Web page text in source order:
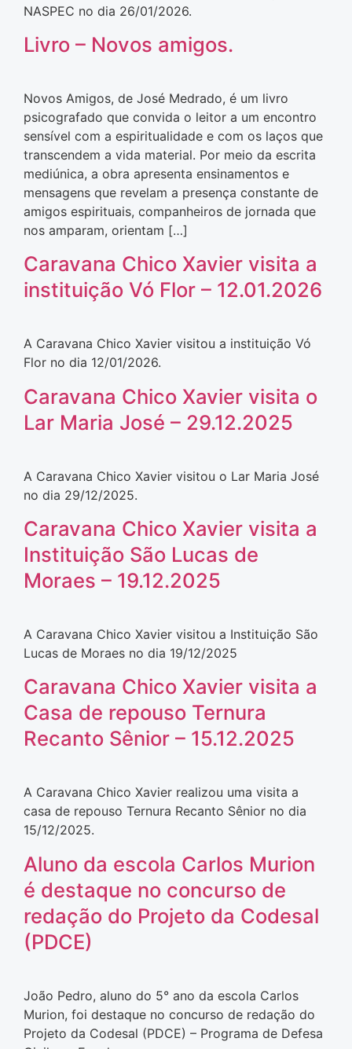
NASPEC no dia 26/01/2026.
Livro – Novos amigos.
Novos Amigos, de José Medrado, é um livro
psicografado que convida o leitor a um encontro
sensível com a espiritualidade e com os laços que
transcendem a vida material. Por meio da escrita
mediúnica, a obra apresenta ensinamentos e
mensagens que revelam a presença constante de
amigos espirituais, companheiros de jornada que
nos amparam, orientam […]
Caravana Chico Xavier visita a
instituição Vó Flor – 12.01.2026
A Caravana Chico Xavier visitou a instituição Vó
Flor no dia 12/01/2026.
Caravana Chico Xavier visita o
Lar Maria José – 29.12.2025
A Caravana Chico Xavier visitou o Lar Maria José
no dia 29/12/2025.
Caravana Chico Xavier visita a
Instituição São Lucas de
Moraes – 19.12.2025
A Caravana Chico Xavier visitou a Instituição São
Lucas de Moraes no dia 19/12/2025
Caravana Chico Xavier visita a
Casa de repouso Ternura
Recanto Sênior – 15.12.2025
A Caravana Chico Xavier realizou uma visita a
casa de repouso Ternura Recanto Sênior no dia
15/12/2025.
Aluno da escola Carlos Murion
é destaque no concurso de
redação do Projeto da Codesal
(PDCE)
João Pedro, aluno do 5° ano da escola Carlos
Murion, foi destaque no concurso de redação do
Projeto da Codesal (PDCE) – Programa de Defesa